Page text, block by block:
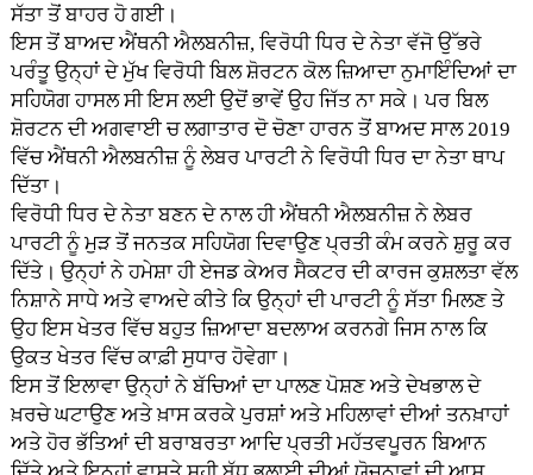
ਸੱਤਾ ਤੋਂ ਬਾਹਰ ਹੋ ਗਈ।
ਇਸ ਤੋਂ ਬਾਅਦ ਐਂਥਨੀ ਐਲਬਨੀਜ਼, ਵਿਰੋਧੀ ਧਿਰ ਦੇ ਨੇਤਾ ਵੱਜੋ ਉੱਭਰੇ
ਪਰੰਤੂ ਉਨ੍ਹਾਂ ਦੇ ਮੁੱਖ ਵਿਰੋਧੀ ਬਿਲ ਸ਼ੋਰਟਨ ਕੋਲ ਜ਼ਿਆਦਾ ਨੁਮਾਇੰਦਿਆਂ ਦਾ
ਸਹਿਯੋਗ ਹਾਸਲ ਸੀ ਇਸ ਲਈ ਉਦੋਂ ਭਾਵੇਂ ਉਹ ਜਿੱਤ ਨਾ ਸਕੇ। ਪਰ ਬਿਲ
ਸ਼ੋਰਟਨ ਦੀ ਅਗਵਾਈ ਚ ਲਗਾਤਾਰ ਦੋ ਚੋਣਾ ਹਾਰਨ ਤੋਂ ਬਾਅਦ ਸਾਲ 2019
ਵਿੱਚ ਐਂਥਨੀ ਐਲਬਨੀਜ਼ ਨੂੰ ਲੇਬਰ ਪਾਰਟੀ ਨੇ ਵਿਰੋਧੀ ਧਿਰ ਦਾ ਨੇਤਾ ਥਾਪ
ਦਿੱਤਾ।
ਵਿਰੋਧੀ ਧਿਰ ਦੇ ਨੇਤਾ ਬਣਨ ਦੇ ਨਾਲ ਹੀ ਐਂਥਨੀ ਐਲਬਨੀਜ਼ ਨੇ ਲੇਬਰ
ਪਾਰਟੀ ਨੂੰ ਮੁੜ ਤੋਂ ਜਨਤਕ ਸਹਿਯੋਗ ਦਿਵਾਉਣ ਪ੍ਰਤੀ ਕੰਮ ਕਰਨੇ ਸ਼ੁਰੂ ਕਰ
ਦਿੱਤੇ। ਉਨ੍ਹਾਂ ਨੇ ਹਮੇਸ਼ਾ ਹੀ ਏਜਡ ਕੇਅਰ ਸੈਕਟਰ ਦੀ ਕਾਰਜ ਕੁਸ਼ਲਤਾ ਵੱਲ
ਨਿਸ਼ਾਨੇ ਸਾਧੇ ਅਤੇ ਵਾਅਦੇ ਕੀਤੇ ਕਿ ਉਨ੍ਹਾਂ ਦੀ ਪਾਰਟੀ ਨੂੰ ਸੱਤਾ ਮਿਲਣ ਤੇ
ਉਹ ਇਸ ਖੇਤਰ ਵਿੱਚ ਬਹੁਤ ਜ਼ਿਆਦਾ ਬਦਲਾਅ ਕਰਨਗੇ ਜਿਸ ਨਾਲ ਕਿ
ਉਕਤ ਖੇਤਰ ਵਿੱਚ ਕਾਫ਼ੀ ਸੁਧਾਰ ਹੋਵੇਗਾ।
ਇਸ ਤੋਂ ਇਲਾਵਾ ਉਨ੍ਹਾਂ ਨੇ ਬੱਚਿਆਂ ਦਾ ਪਾਲਣ ਪੋਸ਼ਣ ਅਤੇ ਦੇਖਭਾਲ ਦੇ
ਖ਼ਰਚੇ ਘਟਾਉਣ ਅਤੇ ਖ਼ਾਸ ਕਰਕੇ ਪੁਰਸ਼ਾਂ ਅਤੇ ਮਹਿਲਾਵਾਂ ਦੀਆਂ ਤਨਖ਼ਾਹਾਂ
ਅਤੇ ਹੋਰ ਭੱਤਿਆਂ ਦੀ ਬਰਾਬਰਤਾ ਆਦਿ ਪ੍ਰਤੀ ਮਹੱਤਵਪੂਰਨ ਬਿਆਨ